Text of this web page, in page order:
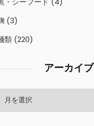
(3)
類 (220)
アーカイブ